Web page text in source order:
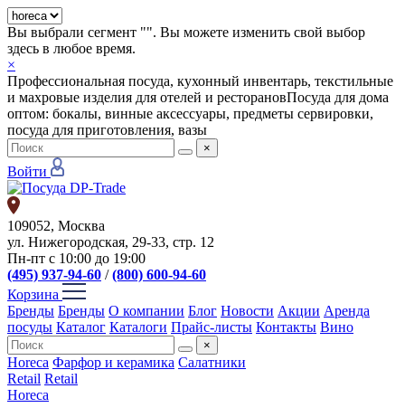
Вы выбрали сегмент "". Вы можете изменить свой выбор
здесь в любое время.
×
Профессиональная посуда, кухонный инвентарь, текстильные
и махровые изделия для отелей и ресторановПосуда для дома
оптом: бокалы, винные аксессуары, предметы сервировки,
посуда для приготовления, вазы
×
Войти
109052, Москва
ул. Нижегородская, 29-33, стр. 12
Пн-пт с 10:00 до 19:00
(495) 937-94-60 /(800) 600-94-60
Корзина
Бренды Бренды О компании Блог Новости Акции Аренда
посуды Каталог Каталоги Прайс-листы Контакты Вино
×
Horeca Фарфор и керамика Салатники
Retail Retail
Horeca